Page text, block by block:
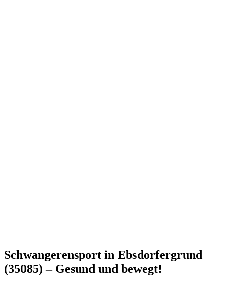
Schwangerensport in Ebsdorfergrund
(35085) – Gesund und bewegt!